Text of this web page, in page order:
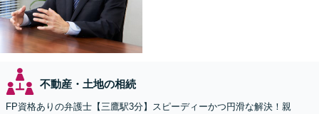
不動産・土地の相続
FP資格ありの弁護士【三鷹駅3分】スピーディーかつ円滑な解決！親